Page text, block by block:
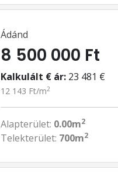
Ádánd
8 500 000 Ft
Kalkulált € ár: 23 481 €
12 143 Ft/m2
Alapterület: 0.00m2
Telekterület: 700m2